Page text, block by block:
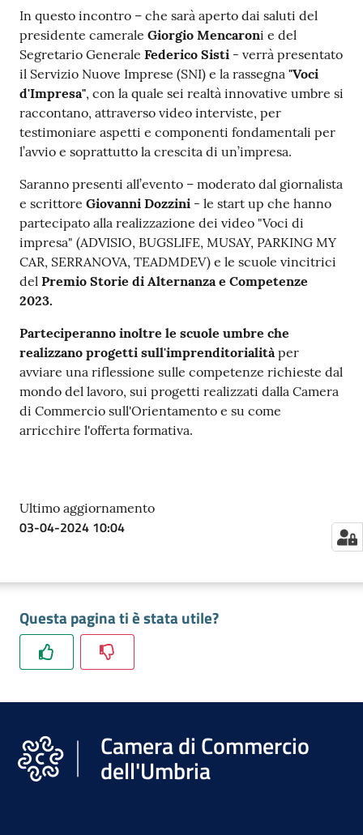
su
In questo incontro – che sarà aperto dai saluti del
presidente camerale Giorgio Mencaroni e del
Segretario Generale Federico Sisti - verrà presentato
il Servizio Nuove Imprese (SNI) e la rassegna "Voci
d'Impresa", con la quale sei realtà innovative umbre si
raccontano, attraverso video interviste, per
testimoniare aspetti e componenti fondamentali per
l’avvio e soprattutto la crescita di un’impresa.
Saranno presenti all’evento – moderato dal giornalista
e scrittore Giovanni Dozzini - le start up che hanno
partecipato alla realizzazione dei video "Voci di
impresa" (ADVISIO, BUGSLIFE, MUSAY, PARKING MY
CAR, SERRANOVA, TEADMDEV) e le scuole vincitrici
del Premio Storie di Alternanza e Competenze
2023.
Parteciperanno inoltre le scuole umbre che
realizzano progetti sull'imprenditorialitàper
avviare una riflessione sulle competenze richieste dal
mondo del lavoro, sui progetti realizzati dalla Camera
di Commercio sull'Orientamento e su come
arricchire l'offerta formativa.
Ultimo aggiornamento
03-04-2024 10:04
Questa pagina ti è stata utile?
Camera di Commercio
dell'Umbria